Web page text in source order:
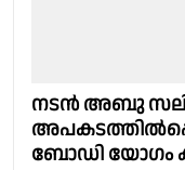
നടൻ അബു
ബോഡി യോഗം